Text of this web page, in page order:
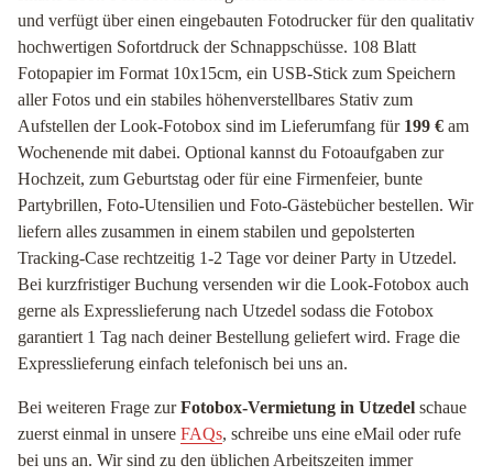
und verfügt über einen eingebauten Fotodrucker für den qualitativ
hochwertigen Sofortdruck der Schnappschüsse. 108 Blatt
Fotopapier im Format 10x15cm, ein USB-Stick zum Speichern
aller Fotos und ein stabiles höhenverstellbares Stativ zum
Aufstellen der Look-Fotobox sind im Lieferumfang für 199 € am
Wochenende mit dabei. Optional kannst du Fotoaufgaben zur
Hochzeit, zum Geburtstag oder für eine Firmenfeier, bunte
Partybrillen, Foto-Utensilien und Foto-Gästebücher bestellen. Wir
liefern alles zusammen in einem stabilen und gepolsterten
Tracking-Case rechtzeitig 1-2 Tage vor deiner Party in Utzedel.
Bei kurzfristiger Buchung versenden wir die Look-Fotobox auch
gerne als Expresslieferung nach Utzedel sodass die Fotobox
garantiert 1 Tag nach deiner Bestellung geliefert wird. Frage die
Expresslieferung einfach telefonisch bei uns an.
Bei weiteren Frage zurFotobox-Vermietung in Utzedel schaue
zuerst einmal in unsere FAQs, schreibe uns eine eMail oder rufe
bei uns an. Wir sind zu den üblichen Arbeitszeiten immer